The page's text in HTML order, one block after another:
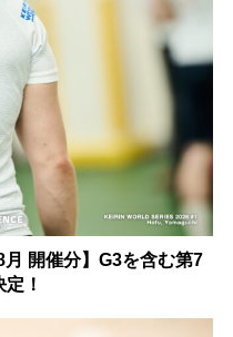
月 開催分】G3を含む第7
！